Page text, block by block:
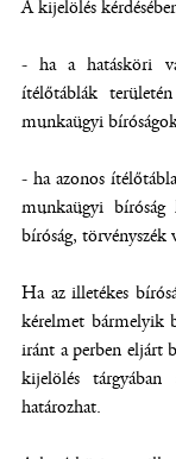
A kijelölés
- ha a hatásköri
ítélőtáblák
munkaügyi
- ha azonos
munkaügyi bíróság
bíróság,
Ha az illetékes
kérelmet bármelyik
iránt a perben eljárt
kijelölés
határozhat.